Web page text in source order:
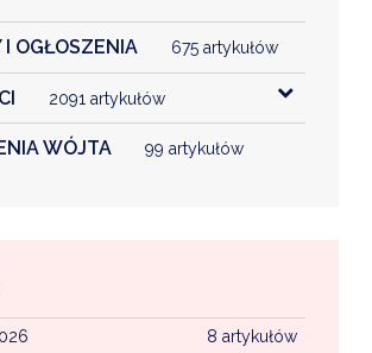
EKOINTERWENCJA
KONTAKT
I OGŁOSZENIA 675 artykułów
2091 artykułów
WÓJTA 99 artykułów
8 artykułów